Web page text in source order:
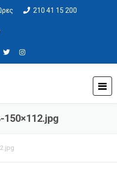
210 41 15 200
150×112.jpg